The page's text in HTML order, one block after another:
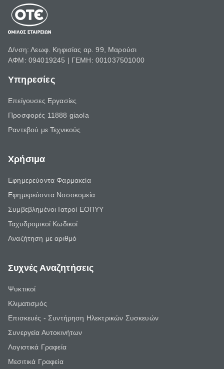
Δ/νση: Λεωφ. Κηφισίας αρ. 99, Μαρούσι
ΑΦΜ: 094019245 | ΓΕΜΗ: 001037501000
Υπηρεσίες
Επείγουσες Εργασίες
Προσφορές 11888 giaola
Ραντεβού με Τεχνικούς
Χρήσιμα
Εφημερεύοντα Φαρμακεία
Εφημερεύοντα Νοσοκομεία
Συμβεβλημένοι Ιατροί ΕΟΠΥΥ
Ταχυδρομικοί Κωδικοί
Αναζήτηση με αριθμό
Συχνές Αναζητήσεις
Ψυκτικοί
Κλιματισμός
Επισκευές - Συντήρηση Ηλεκτρικών Συσκευών
Συνεργεία Αυτοκινήτων
Λογιστικά Γραφεία
Μεσιτικά Γραφεία